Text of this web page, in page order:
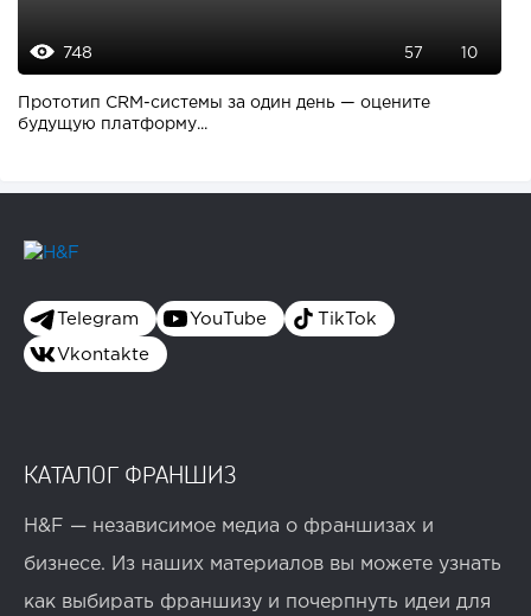
748 57 10
Прототип CRM-системы за один день — оцените
будущую платформу...
Telegram YouTube TikTok
Vkontakte
КАТАЛОГ ФРАНШИЗ
H&F — независимое медиа о франшизах и
бизнесе. Из наших материалов вы можете узнать
как выбирать франшизу и почерпнуть идеи для